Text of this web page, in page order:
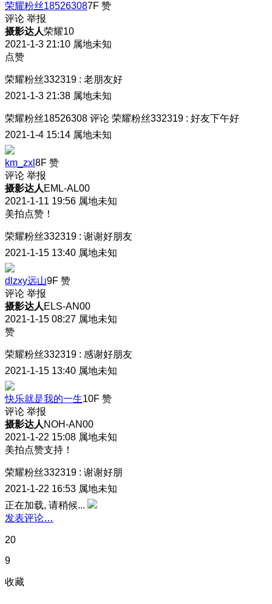
荣耀粉丝185263087F 赞
评论 举报
摄影达人荣耀10
2021-1-3 21:10 属地未知
点赞
荣耀粉丝332319 : 老朋友好
2021-1-3 21:38 属地未知
荣耀粉丝18526308 评论 荣耀粉丝332319 : 好友下午好
2021-1-4 15:14 属地未知
km_zxl 8F 赞
评论 举报
摄影达人 EML-AL00
2021-1-11 19:56 属地未知
美拍点赞！
荣耀粉丝332319 : 谢谢好朋友
2021-1-15 13:40 属地未知
dlzxy远山9F 赞
评论 举报
摄影达人 ELS-AN00
2021-1-15 08:27 属地未知
赞
荣耀粉丝332319 : 感谢好朋友
2021-1-15 13:40 属地未知
快乐就是我的一生10F 赞
评论 举报
摄影达人 NOH-AN00
2021-1-22 15:08 属地未知
美拍点赞支持！
荣耀粉丝332319 : 谢谢好朋
2021-1-22 16:53 属地未知
正在加载, 请稍候...
发表评论…
20
9
收藏